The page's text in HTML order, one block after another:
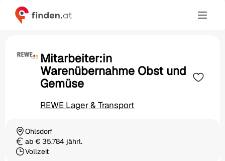
Mitarbeiter:in
Warenübernahme Obst und
Gemüse
REWE Lager & Transport
Ortschaft
Ohlsdorf
Gehaltab € 35.784 jährl.
Beschäftigungsart
Vollzeit